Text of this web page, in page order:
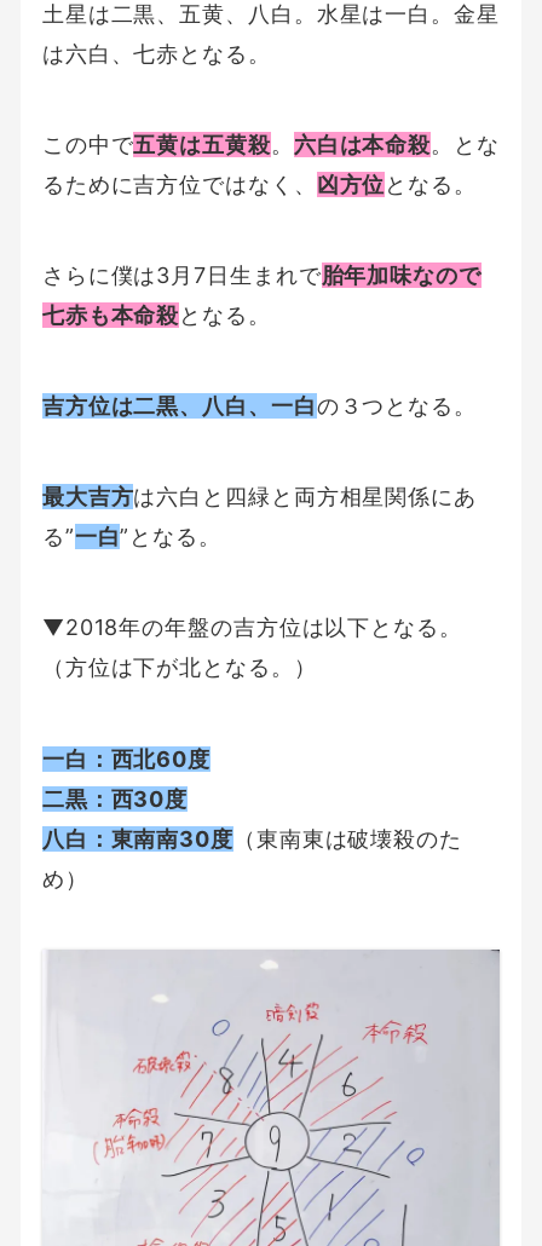
土星は二黒、五黄、八白。水星は一白。金星
は六白、七赤となる。
この中で五黄は五黄殺。 六白は本命殺。とな
るために吉方位ではなく、 凶方位となる。
さらに僕は3月7日生まれで胎年加味なので
七赤も本命殺となる。
吉方位は二黒、八白、一白の３つとなる。
最大吉方は六白と四緑と両方相星関係にあ
る”一白”となる。
▼2018年の年盤の吉方位は以下となる。
（方位は下が北となる。）
一白：西北60度
二黒：西30度
八白：東南南30度 （東南東は破壊殺のた
め）